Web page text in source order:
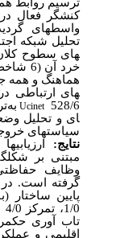
کنشگر فعال
واسطه­ای
تحلیل شبکه
خرد
هماهنگ و همه
های ارتباطی در
528/6
Ucinet
ای و تحلیل
سیاست­های
نتایج:
مبتنی بر
وظایف
گرفته است. در
پایین ساختار
تاب آوری
اقلیمی و